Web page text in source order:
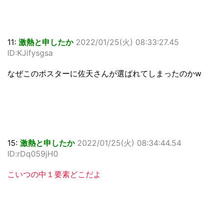
11: 激熱と申したか 2022/01/25(火) 08:33:27.45
ID:KJifysgsa
なぜこのポスターに佐天さんが選ばれてしまったのかw
15: 激熱と申したか 2022/01/25(火) 08:34:44.54
ID:rDq059jH0
こいつの中１要素どこだよ